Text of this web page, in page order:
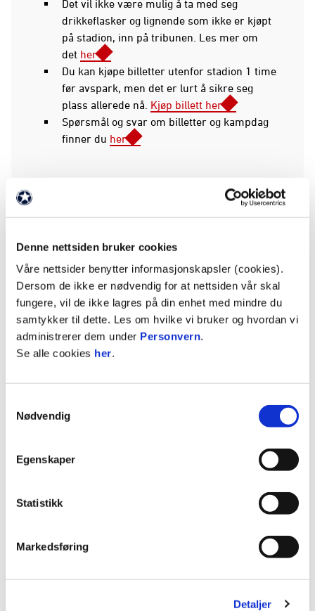
Denne nettsiden bruker cookies
Våre nettsider benytter informasjonskapsler (cookies).
Dersom de ikke er nødvendig for at nettsiden vår skal
fungere, vil de ikke lagres på din enhet med mindre du
samtykker til dette. Les om hvilke vi bruker og hvordan vi
administrerer dem under Personvern.
Se alle cookies her.
Nødvendig
Egenskaper
Statistikk
Markedsføring
Detaljer
Det vil ikke være mulig å ta med seg
drikkeflasker og lignende som ikke er kjøpt
på stadion, inn på tribunen. Les mer om
det her
Du kan kjøpe billetter utenfor stadion 1 time
før avspark, men det er lurt å sikre seg
plass allerede nå. Kjøp billett her
Spørsmål og svar om billetter og kampdag
finner du her
disse finner du blant annet kaffe, sjokolade,
Vi har kiosk på Cooptribunen (øst) og inne i
tunnelen på tribune vest.
Du kan kjøpe supporterutstyr utenfor